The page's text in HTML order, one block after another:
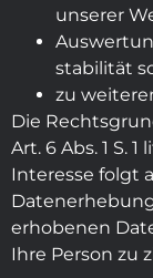
unserer
stabilität
zu
Die
Art. 6 Abs. 1 S.
Interesse folgt
erhobenen
Ihre Person zu